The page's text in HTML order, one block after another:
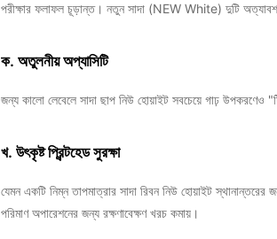
পরীক্ষার ফলাফল চূড়ান্ত। নতুন সাদা (NEW White) দুটি
ক. অতুলনীয় অপ্যাসিটি
জন্য কালো লেবেলে সাদা ছাপ নিউ হোয়াইট সবচেয়ে গাঢ় উপকরণেও
খ. উৎকৃষ্ট প্রিন্টহেড সুরক্ষা
যেমন একটি নিম্ন তাপমাত্রার সাদা রিবননিউ হোয়াইট স্থানান্তরের
পরিমাণ অপারেশনের জন্য রক্ষণাবেক্ষণ খরচ কমায়।